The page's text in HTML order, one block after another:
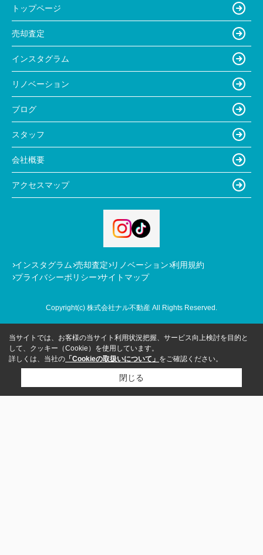
トップページ
売却査定
インスタグラム
リノベーション
ブログ
スタッフ
会社概要
アクセスマップ
インスタグラム 売却査定 リノベーション 利用規約
プライバシーポリシー サイトマップ
Copyright(c) 株式会社ナル不動産 All Rights Reserved.
当サイトでは、お客様の当サイト利用状況把握、サービス向上検討を目的と
して、クッキー（Cookie）を使用しています。
詳しくは、当社の 「Cookieの取扱いについて」 をご確認ください。
閉じる